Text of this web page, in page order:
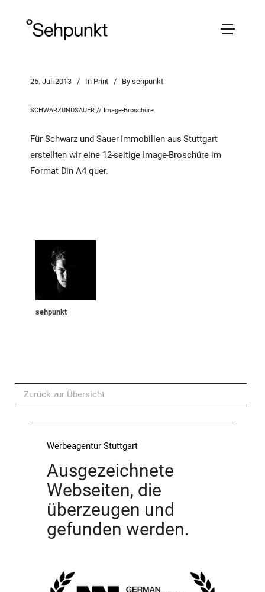
25. Juli 2013 In Print By sehpunkt
SCHWARZUNDSAUER // Image-Broschüre
Für Schwarz und Sauer Immobilien aus Stuttgart
erstellten wir eine 12-seitige Image-Broschüre im
Format Din A4 quer.
sehpunkt
Zurück zur Übersicht
Werbeagentur Stuttgart
Ausgezeichnete
Webseiten, die
überzeugen und
gefunden werden.